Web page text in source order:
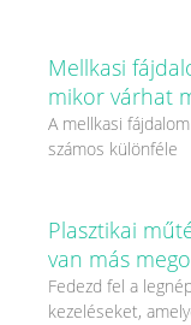
Mellkasi
mikor várhat
A mellkasi
számos különféle
Plasztikai
van más
Fedezd fel a
kezeléseket,